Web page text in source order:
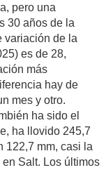
pero una
30 años de la
variación de la
es de 28,
más
hay de
mes y otro.
ha sido el
ha llovido 245,7
122,7 mm, casi la
Salt. Los últimos